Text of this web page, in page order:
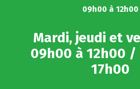
09h00 à 12h00
Mardi, jeudi et
09h00 à 12h00 /
17h00